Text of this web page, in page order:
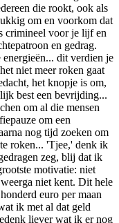
die rookt, ook als
om en voorkom dat
crimineel voor je lijf en
en gedrag.
dit verdien je
niet meer roken gaat
het knopje is om,
best een bevrijding...
om al die mensen
om een
nog tijd zoeken om
roken... 'Tjee,' denk ik
zeg, blij dat ik
motivatie: niet
niet kent. Dit hele
euro per maan
ik met al dat geld
liever wat ik er nog